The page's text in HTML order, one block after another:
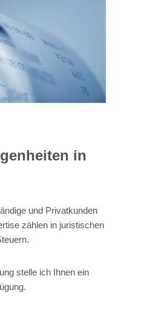
in
und Privatkunden
zählen in juristischen
stelle ich Ihnen ein